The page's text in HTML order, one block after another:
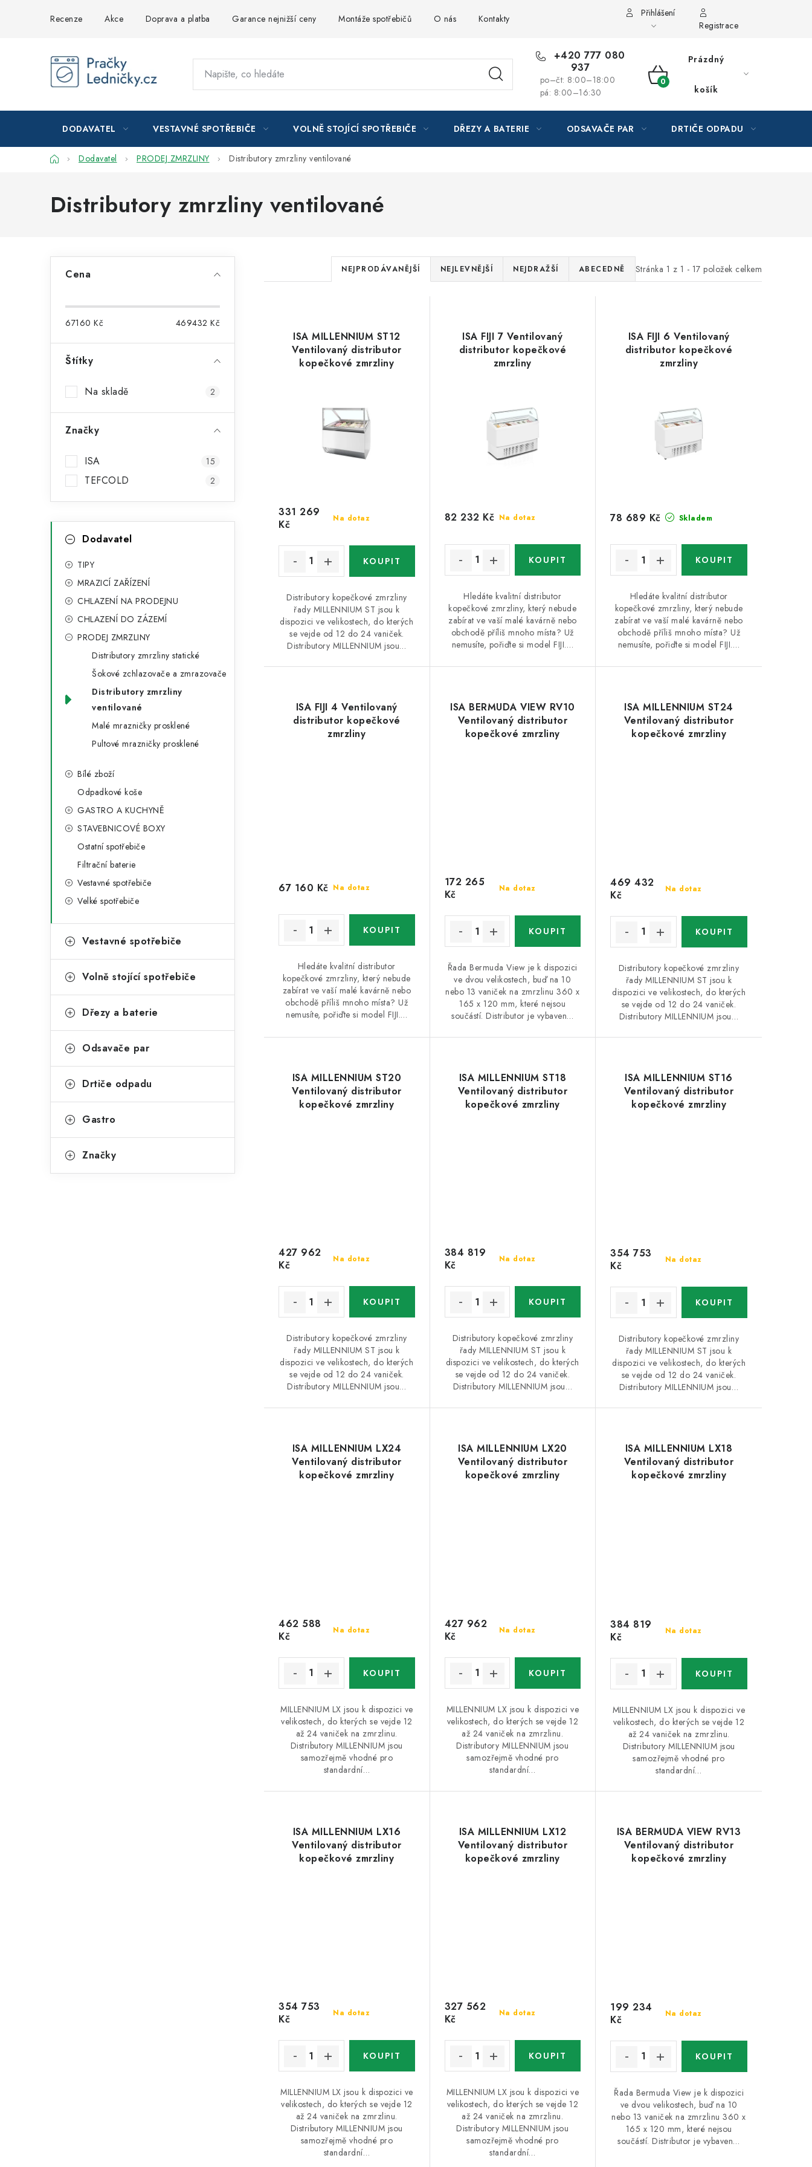
Recenze Akce Doprava a platba Garance nejnižší ceny Montáže spotřebičů O nás Kontakty
Přihlášení
Registrace
+420 777 080
937
po–čt: 8:00–18:00
pá: 8:00–16:30
NÁKUPNÍ
Prázdný
košík
DODAVATEL VESTAVNÉ SPOTŘEBIČE VOLNĚ STOJÍCÍ SPOTŘEBIČE DŘEZY A BATERIE ODSAVAČE PAR DRTIČE ODPADU
DomůDodavatel PRODEJ ZMRZLINY Distributory zmrzliny ventilované
Distributory zmrzliny ventilované
t
n
a
n
Cena
67160 Kč 469432 Kč
Štítky
Na skladě 2
Značky
ISA 15
TEFCOLD 2
kategorieDodavatel
TIPY
MRAZICÍ ZAŘÍZENÍ
CHLAZENÍ NA PRODEJNU
CHLAZENÍ DO ZÁZEMÍ
PRODEJ ZMRZLINY
Distributory zmrzliny statické
Šokové zchlazovače a zmrazovače
Distributory zmrzliny
ventilované
Malé mrazničky prosklené
Pultové mrazničky prosklené
Bílé zboží
Odpadkové koše
GASTRO A KUCHYNĚ
STAVEBNICOVÉ BOXY
Ostatní spotřebiče
Filtrační baterie
Vestavné spotřebiče
Velké spotřebiče
Vestavné spotřebiče
Volně stojící spotřebiče
Dřezy a baterie
Odsavače par
Drtiče odpadu
Gastro
Značky
Stránka 1 z 1 - 17 položek celkem
Ř
a
e
n
p
r
o
k
t
ů
NEJPRODÁVANĚJŠÍ NEJLEVNĚJŠÍ NEJDRAŽŠÍ ABECEDNĚ
ISA MILLENNIUM ST12
Ventilovaný distributor
kopečkové zmrzliny
Na dotaz
331 269
Kč
Distributory kopečkové zmrzliny
řady MILLENNIUM ST jsou k
dispozici ve velikostech, do kterých
se vejde od 12 do 24 vaniček.
Distributory MILLENNIUM jsou…
ISA FIJI 7 Ventilovaný
distributor kopečkové
zmrzliny
Na dotaz
82 232 Kč
Hledáte kvalitní distributor
kopečkové zmrzliny, který nebude
zabírat ve vaší malé kavárně nebo
obchodě příliš mnoho místa? Už
nemusíte, pořiďte si model FIJI.…
ISA FIJI 6 Ventilovaný
distributor kopečkové
zmrzliny
Skladem
78 689 Kč
Hledáte kvalitní distributor
kopečkové zmrzliny, který nebude
zabírat ve vaší malé kavárně nebo
obchodě příliš mnoho místa? Už
nemusíte, pořiďte si model FIJI.…
ISA FIJI 4 Ventilovaný
distributor kopečkové
zmrzliny
Na dotaz
67 160 Kč
Hledáte kvalitní distributor
kopečkové zmrzliny, který nebude
zabírat ve vaší malé kavárně nebo
obchodě příliš mnoho místa? Už
nemusíte, pořiďte si model FIJI.…
ISA BERMUDA VIEW RV10
Ventilovaný distributor
kopečkové zmrzliny
Na dotaz
172 265
Kč
Řada Bermuda View je k dispozici
ve dvou velikostech, buď na 10
nebo 13 vaniček na zmrzlinu 360 x
165 x 120 mm, které nejsou
součástí. Distributor je vybaven…
ISA MILLENNIUM ST24
Ventilovaný distributor
kopečkové zmrzliny
Na dotaz
469 432
Kč
Distributory kopečkové zmrzliny
řady MILLENNIUM ST jsou k
dispozici ve velikostech, do kterých
se vejde od 12 do 24 vaniček.
Distributory MILLENNIUM jsou…
ISA MILLENNIUM ST20
Ventilovaný distributor
kopečkové zmrzliny
Na dotaz
427 962
Kč
Distributory kopečkové zmrzliny
řady MILLENNIUM ST jsou k
dispozici ve velikostech, do kterých
se vejde od 12 do 24 vaniček.
Distributory MILLENNIUM jsou…
ISA MILLENNIUM ST18
Ventilovaný distributor
kopečkové zmrzliny
Na dotaz
384 819
Kč
Distributory kopečkové zmrzliny
řady MILLENNIUM ST jsou k
dispozici ve velikostech, do kterých
se vejde od 12 do 24 vaniček.
Distributory MILLENNIUM jsou…
ISA MILLENNIUM ST16
Ventilovaný distributor
kopečkové zmrzliny
Na dotaz
354 753
Kč
Distributory kopečkové zmrzliny
řady MILLENNIUM ST jsou k
dispozici ve velikostech, do kterých
se vejde od 12 do 24 vaniček.
Distributory MILLENNIUM jsou…
ISA MILLENNIUM LX24
Ventilovaný distributor
kopečkové zmrzliny
Na dotaz
462 588
Kč
MILLENNIUM LX jsou k dispozici ve
velikostech, do kterých se vejde 12
až 24 vaniček na zmrzlinu.
Distributory MILLENNIUM jsou
samozřejmě vhodné pro
standardní…
ISA MILLENNIUM LX20
Ventilovaný distributor
kopečkové zmrzliny
Na dotaz
427 962
Kč
MILLENNIUM LX jsou k dispozici ve
velikostech, do kterých se vejde 12
až 24 vaniček na zmrzlinu.
Distributory MILLENNIUM jsou
samozřejmě vhodné pro
standardní…
ISA MILLENNIUM LX18
Ventilovaný distributor
kopečkové zmrzliny
Na dotaz
384 819
Kč
MILLENNIUM LX jsou k dispozici ve
velikostech, do kterých se vejde 12
až 24 vaniček na zmrzlinu.
Distributory MILLENNIUM jsou
samozřejmě vhodné pro
standardní…
ISA MILLENNIUM LX16
Ventilovaný distributor
kopečkové zmrzliny
Na dotaz
354 753
Kč
MILLENNIUM LX jsou k dispozici ve
velikostech, do kterých se vejde 12
až 24 vaniček na zmrzlinu.
Distributory MILLENNIUM jsou
samozřejmě vhodné pro
standardní…
ISA MILLENNIUM LX12
Ventilovaný distributor
kopečkové zmrzliny
Na dotaz
327 562
Kč
MILLENNIUM LX jsou k dispozici ve
velikostech, do kterých se vejde 12
až 24 vaniček na zmrzlinu.
Distributory MILLENNIUM jsou
samozřejmě vhodné pro
standardní…
ISA BERMUDA VIEW RV13
Ventilovaný distributor
kopečkové zmrzliny
Na dotaz
199 234
Kč
Řada Bermuda View je k dispozici
ve dvou velikostech, buď na 10
nebo 13 vaniček na zmrzlinu 360 x
165 x 120 mm, které nejsou
součástí. Distributor je vybaven…